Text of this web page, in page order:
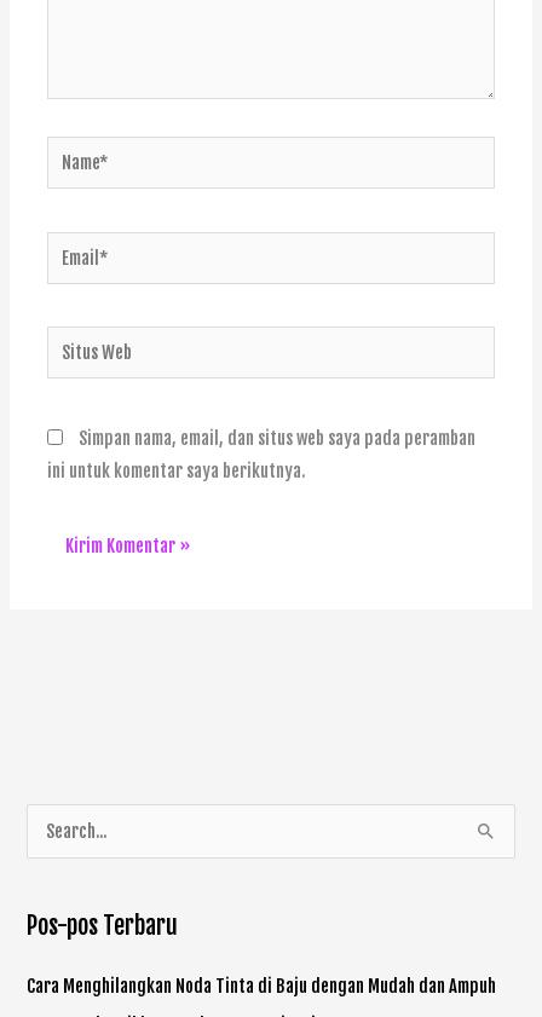
Name*
Email*
Situs
Web
Simpan nama, email, dan situs web saya pada peramban
ini untuk komentar saya berikutnya.
a
i
n
Pos-pos Terbaru
Cara Menghilangkan Noda Tinta di Baju dengan Mudah dan Ampuh